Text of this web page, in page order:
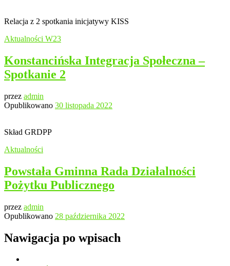
Relacja z 2 spotkania inicjatywy KISS
Aktualności W23
Konstancińska Integracja Społeczna –
Spotkanie 2
przez admin
Opublikowano 30 listopada 2022
Skład GRDPP
Aktualności
Powstała Gminna Rada Działalności
Pożytku Publicznego
przez admin
Opublikowano 28 października 2022
Nawigacja po wpisach